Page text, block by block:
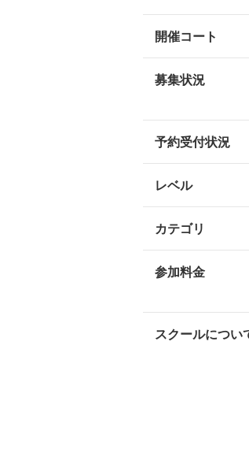
開催コート
募集状況
予約受付状況
レベル
カテゴリ
参加料金
スクールについ